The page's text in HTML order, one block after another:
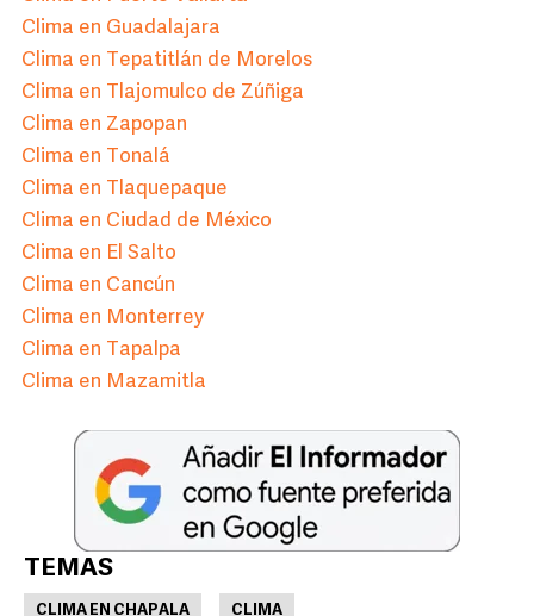
Clima en Guadalajara
Clima en Tepatitlán de Morelos
Clima en Tlajomulco de Zúñiga
Clima en Zapopan
Clima en Tonalá
Clima en Tlaquepaque
Clima en Ciudad de México
Clima en El Salto
Clima en Cancún
Clima en Monterrey
Clima en Tapalpa
Clima en Mazamitla
TEMAS
CLIMA EN CHAPALA CLIMA